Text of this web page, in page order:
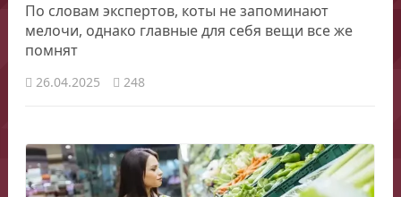
По словам экспертов, коты не запоминают
мелочи, однако главные для себя вещи все же
помнят
26.04.2025 248